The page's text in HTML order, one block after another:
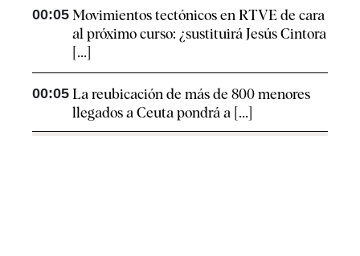
00:05 Movimientos tectónicos en RTVE de cara
al próximo curso: ¿sustituirá Jesús Cintora
[...]
00:05 La reubicación de más de 800 menores
llegados a Ceuta pondrá a [...]